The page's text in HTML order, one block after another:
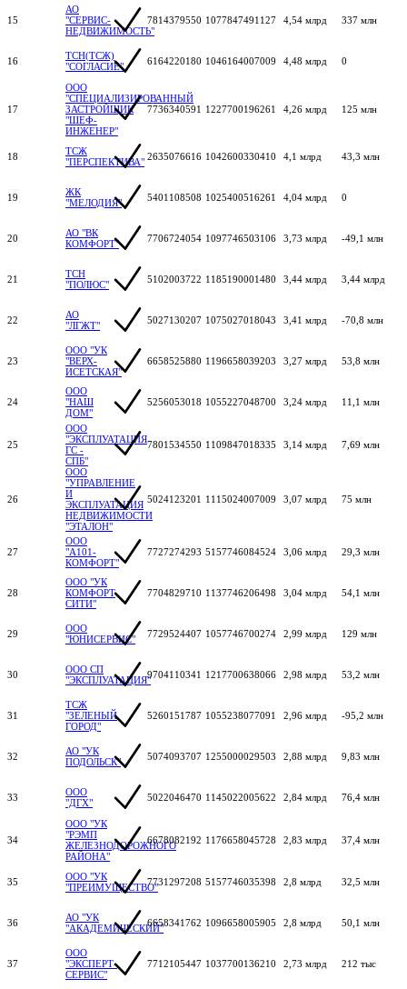
15
АО
"СЕРВИС-
НЕДВИЖИМОСТЬ"
7814379550 1077847491127 4,54 млрд 337 млн
16
ТСН(ТСЖ)
"СОГЛАСИЕ"
6164220180 1046164007009 4,48 млрд 0
17
ООО
"СПЕЦИАЛИЗИРОВАННЫЙ
ЗАСТРОЙЩИК
"ШЕФ-
ИНЖЕНЕР"
7736340591 1227700196261 4,26 млрд 125 млн
18
ТСЖ
"ПЕРСПЕКТИВА" 2635076616 1042600330410 4,1 млрд 43,3 млн
19
ЖК
"МЕЛОДИЯ"
5401108508 1025400516261 4,04 млрд 0
20
АО "ВК
КОМФОРТ"
7706724054 1097746503106 3,73 млрд -49,1 млн
21
ТСН
"ПОЛЮС"
5102003722 1185190001480 3,44 млрд 3,44 млрд
22
АО
"ЛГЖТ"
5027130207 1075027018043 3,41 млрд -70,8 млн
23
ООО "УК
"ВЕРХ-
ИСЕТСКАЯ"
6658525880 1196658039203 3,27 млрд 53,8 млн
24
ООО
"НАШ
ДОМ"
5256053018 1055227048700 3,24 млрд 11,1 млн
25
ООО
"ЭКСПЛУАТАЦИЯ
ГС -
СПБ"
7801534550 1109847018335 3,14 млрд 7,69 млн
26
ООО
"УПРАВЛЕНИЕ
И
ЭКСПЛУАТАЦИЯ
НЕДВИЖИМОСТИ
"ЭТАЛОН"
5024123201 1115024007009 3,07 млрд 75 млн
27
ООО
"А101-
КОМФОРТ"
7727274293 5157746084524 3,06 млрд 29,3 млн
28
ООО "УК
КОМФОРТ
СИТИ"
7704829710 1137746206498 3,04 млрд 54,1 млн
29
ООО
"ЮНИСЕРВИС"
7729524407 1057746700274 2,99 млрд 129 млн
30
ООО СП
"ЭКСПЛУАТАЦИЯ"9704110341 1217700638066 2,98 млрд 53,2 млн
31
ТСЖ
"ЗЕЛЕНЫЙ
ГОРОД"
5260151787 1055238077091 2,96 млрд -95,2 млн
32
АО "УК
ПОДОЛЬСК"
5074093707 1255000029503 2,88 млрд 9,83 млн
33
ООО
"ДГХ"
5022046470 1145022005622 2,84 млрд 76,4 млн
34
ООО "УК
"РЭМП
ЖЕЛЕЗНОДОРОЖНОГО
РАЙОНА"
6678082192 1176658045728 2,83 млрд 37,4 млн
35
ООО "УК
"ПРЕИМУЩЕСТВО"7731297208 5157746035398 2,8 млрд 32,5 млн
36
АО "УК
"АКАДЕМИЧЕСКИЙ"6658341762 1096658005905 2,8 млрд 50,1 млн
37
ООО
"ЭКСПЕРТ-
СЕРВИС"
7712105447 1037700136210 2,73 млрд 212 тыс